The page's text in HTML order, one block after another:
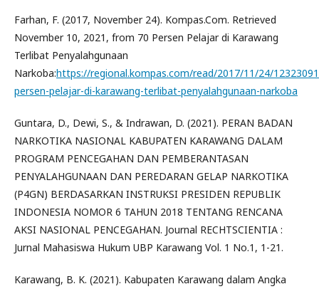
Farhan, F. (2017, November 24). Kompas.Com. Retrieved
November 10, 2021, from 70 Persen Pelajar di Karawang
Terlibat Penyalahgunaan
Narkoba:https://regional.kompas.com/read/2017/11/24/
persen-pelajar-di-karawang-terlibat-penyalahgunaan-narkoba
Guntara, D., Dewi, S., & Indrawan, D. (2021). PERAN BADAN
NARKOTIKA NASIONAL KABUPATEN KARAWANG DALAM
PROGRAM PENCEGAHAN DAN PEMBERANTASAN
PENYALAHGUNAAN DAN PEREDARAN GELAP NARKOTIKA
(P4GN) BERDASARKAN INSTRUKSI PRESIDEN REPUBLIK
INDONESIA NOMOR 6 TAHUN 2018 TENTANG RENCANA
AKSI NASIONAL PENCEGAHAN. Journal RECHTSCIENTIA :
Jurnal Mahasiswa Hukum UBP Karawang Vol. 1 No.1, 1-21.
Karawang, B. K. (2021). Kabupaten Karawang dalam Angka